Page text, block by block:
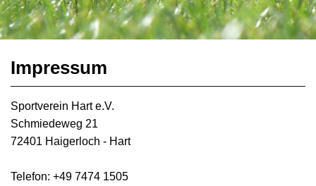
Impressum
Sportverein Hart e.V.
Schmiedeweg 21
72401 Haigerloch - Hart
Telefon: +49 7474 1505